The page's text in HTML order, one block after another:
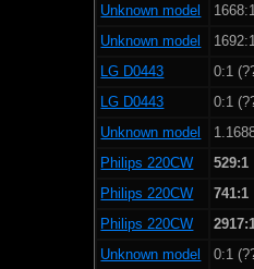
Unknown model
Unknown model
LG D0443
0:1
LG D0443
0:1
Unknown model
Philips 220CW
529:1
Philips 220CW
741:1
Philips 220CW
Unknown model
0:1